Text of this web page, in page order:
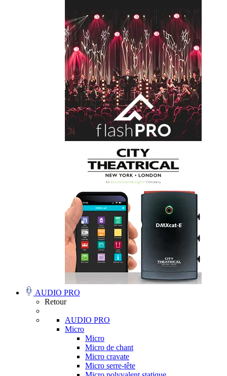
AUDIO PRO
Retour
AUDIO PRO
Micro
Micro
Micro de chant
Micro cravate
Micro serre-tête